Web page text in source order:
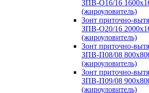
ЗПВ-О16/16
(жироуловитель)
Зонт приточно-
ЗПВ-О20/16
(жироуловитель)
Зонт приточно-
ЗПВ-П08/08
(жироуловитель)
Зонт приточно-
ЗПВ-П09/08
(жироуловитель)